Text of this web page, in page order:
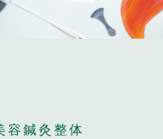
容鍼灸整体